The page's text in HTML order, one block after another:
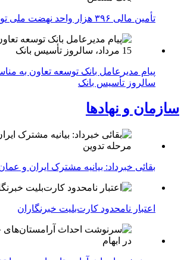
تأمین مالی ۳۹۶ هزار واحد نهضت ملی توسط بانک مسکن
سالروز تأسیس بانک
سازمان و نهادها
بقائی خبرداد: بیانیه مشترک ایران و
اعتبار نامحدود کارت‌بلیت خبرنگاران